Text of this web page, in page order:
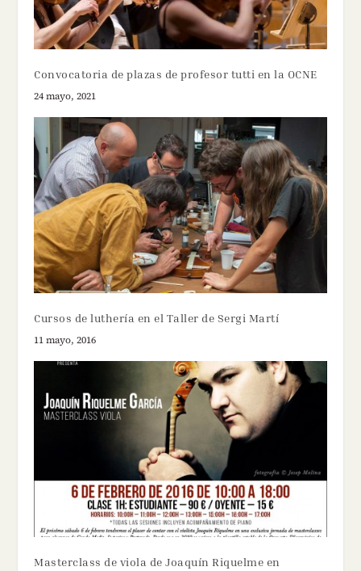
Convocatoria de plazas de profesor tutti en la OCNE
24 mayo, 2021
Cursos de luthería en el Taller de Sergi Martí
11 mayo, 2016
Masterclass de viola de Joaquín Riquelme en